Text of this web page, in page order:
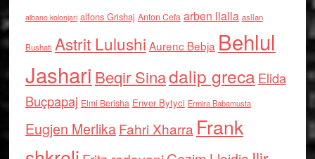
albano kolonjari alfons Grishaj Anton Cefa arben llalla asllan
Bushati Astrit Lulushi Aurenc Bebja Behlul
Jashari Beqir Sinadalip grecaElida
Buçpapaj Elmi Berisha Enver Bytyci Ermira Babamusta
Eugjen MerlikaFahri Xharra Frank